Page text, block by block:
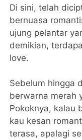
Di sini, telah
bernuasa
ujung pelantar
demikian,
love.
Sebelum hingga
berwarna merah
Pokoknya, kalau
kau kesan
terasa, apalagi